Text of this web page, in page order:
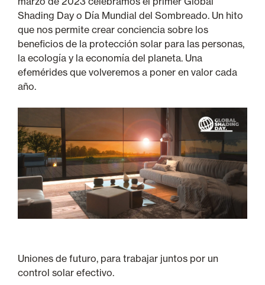
Shading Day o Día Mundial del Sombreado. Un hito
que nos permite crear conciencia sobre los
beneficios de la protección solar para las personas,
la ecología y la economía del planeta. Una
efemérides que volveremos a poner en valor cada
año.
Uniones de futuro, para trabajar juntos por un
control solar efectivo.